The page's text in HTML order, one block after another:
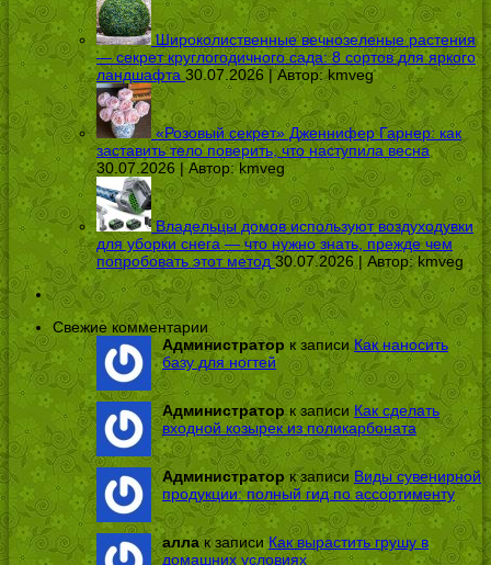
Широколиственные вечнозеленые растения
— секрет круглогодичного сада: 8 сортов для яркого
ландшафта 30.07.2026 | Автор:kmveg
«Розовый секрет» Дженнифер Гарнер: как
заставить тело поверить, что наступила весна
30.07.2026 | Автор:kmveg
Владельцы домов используют воздуходувки
для уборки снега — что нужно знать, прежде чем
попробовать этот метод 30.07.2026 | Автор:kmveg
Свежие комментарии
Администратор к записи Как наносить
базу для ногтей
Администраторк записи Как сделать
входной козырек из поликарбоната
Администраторк записи Виды сувенирной
продукции: полный гид по ассортименту
аллак записиКак вырастить грушу в
домашних условиях